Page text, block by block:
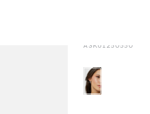
0
A3KU1250550